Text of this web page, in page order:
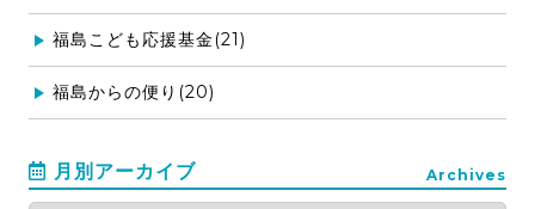
福島こども応援基金(21)
福島からの便り(20)
月別アーカイブ Archives